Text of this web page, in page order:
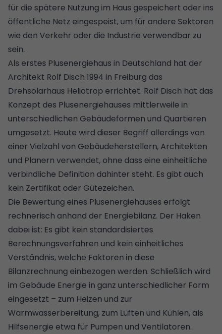
für die spätere Nutzung im Haus gespeichert oder ins
öffentliche Netz eingespeist, um für andere Sektoren
wie den Verkehr oder die Industrie verwendbar zu
sein.
Als erstes Plusenergiehaus in Deutschland hat der
Architekt Rolf Disch 1994 in Freiburg das
Drehsolarhaus Heliotrop errichtet. Rolf Disch hat das
Konzept des Plusenergiehauses mittlerweile in
unterschiedlichen Gebäudeformen und Quartieren
umgesetzt. Heute wird dieser Begriff allerdings von
einer Vielzahl von Gebäudeherstellern, Architekten
und Planern verwendet, ohne dass eine einheitliche
verbindliche Definition dahinter steht. Es gibt auch
kein Zertifikat oder Gütezeichen.
Die Bewertung eines Plusenergiehauses erfolgt
rechnerisch anhand der Energiebilanz. Der Haken
dabei ist: Es gibt kein standardisiertes
Berechnungsverfahren und kein einheitliches
Verständnis, welche Faktoren in diese
Bilanzrechnung einbezogen werden. Schließlich wird
im Gebäude Energie in ganz unterschiedlicher Form
eingesetzt – zum Heizen und zur
Warmwasserbereitung, zum Lüften und Kühlen, als
Hilfsenergie etwa für Pumpen und Ventilatoren.